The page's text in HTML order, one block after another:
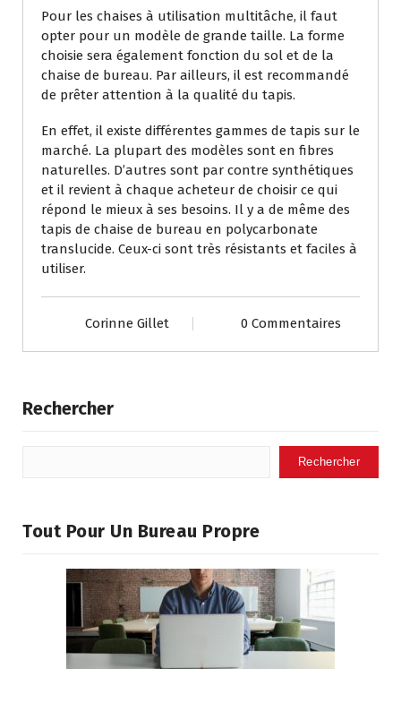
Pour les chaises à utilisation multitâche, il faut
opter pour un modèle de grande taille. La forme
choisie sera également fonction du sol et de la
chaise de bureau. Par ailleurs, il est recommandé
de prêter attention à la qualité du tapis.
En effet, il existe différentes gammes de tapis sur le
marché. La plupart des modèles sont en fibres
naturelles. D’autres sont par contre synthétiques
et il revient à chaque acheteur de choisir ce qui
répond le mieux à ses besoins. Il y a de même des
tapis de chaise de bureau en polycarbonate
translucide. Ceux-ci sont très résistants et faciles à
utiliser.
Corinne Gillet 0 Commentaires
Rechercher
Rechercher
Tout Pour Un Bureau Propre